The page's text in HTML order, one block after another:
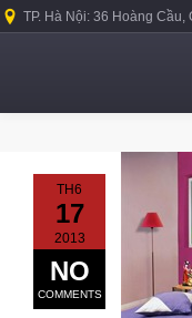
TP. Hà Nội: 36 Hoàng
TH6
17
2013
NO
COMMENTS